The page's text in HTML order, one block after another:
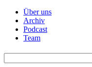
Über uns
Archiv
Podcast
Team